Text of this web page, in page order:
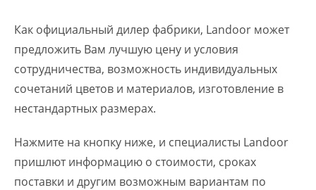
Как официальный дилер фабрики, Landoor может
предложить Вам лучшую цену и условия
сотрудничества, возможность индивидуальных
сочетаний цветов и материалов, изготовление в
нестандартных размерах.
Нажмите на кнопку ниже, и специалисты Landoor
пришлют информацию о стоимости, сроках
поставки и другим возможным вариантам по